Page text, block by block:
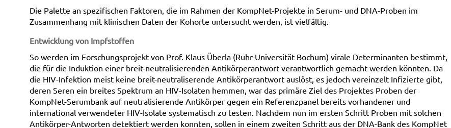
Die Palette an spezifischen Faktoren, die im Rahmen der KompNet-Projekte in Serum- und DNA-Proben im
Zusammenhang mit klinischen Daten der Kohorte untersucht werden, ist vielfältig.
Entwicklung von Impfstoffen
So werden im Forschungsprojekt von Prof. Klaus Überla (Ruhr-Universität Bochum) virale Determinanten bestimmt,
die für die Induktion einer breit-neutralisierenden Antikörperantwort verantwortlich gemacht werden könnten. Da
die HIV-Infektion meist keine breit-neutraliserende Antikörperantwort auslöst, es jedoch vereinzelt Infizierte gibt,
deren Seren ein breites Spektrum an HIV-Isolaten hemmen, war das primäre Ziel des Projektes Proben der
KompNet-Serumbank auf neutralisierende Antikörper gegen ein Referenzpanel bereits vorhandener und
international verwendeter HIV-Isolate systematisch zu testen. Nachdem nun im ersten Schritt Proben mit solchen
Antikörper-Antworten detektiert werden konnten, sollen in einem zweiten Schritt aus der DNA-Bank des KompNet